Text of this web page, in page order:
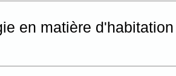
en matière